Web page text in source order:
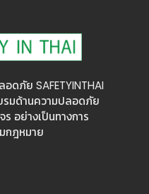
ดภัย SAFETYINTHAI
รมด้านความปลอดภัย
อย่างเป็นทางการ
กฎหมาย